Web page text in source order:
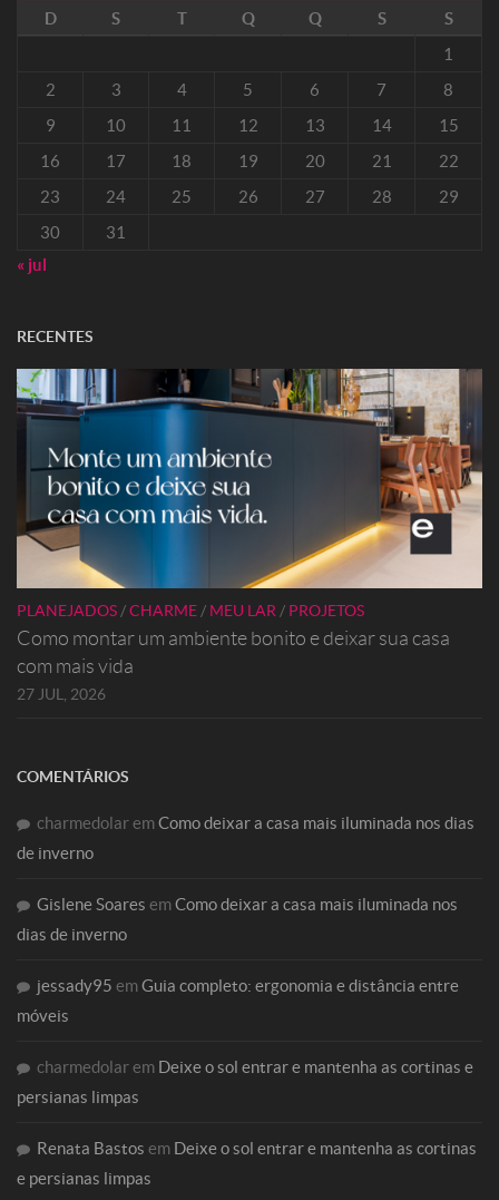
D
S T Q Q S
S
1
2
3 4 5 6 7
8
9
10 11 12 13 14
15
16
17 18 19 20 21
22
23
24 25 26 27 28
29
30
31
« jul
RECENTES
PLANEJADOS/CHARME/ MEU LAR/ PROJETOS
Como montar um ambiente bonito e deixar sua casa
com mais vida
27 JUL, 2026
COMENTÁRIOS
charmedolaremComo deixar a casa mais iluminada nos dias
de inverno
Gislene Soares emComo deixar a casa mais iluminada nos
dias de inverno
jessady95 emGuia completo: ergonomia e distância entre
móveis
charmedolarem Deixe o sol entrar e mantenha as cortinas e
persianas limpas
Renata Bastos em Deixe o sol entrar e mantenha as cortinas
e persianas limpas